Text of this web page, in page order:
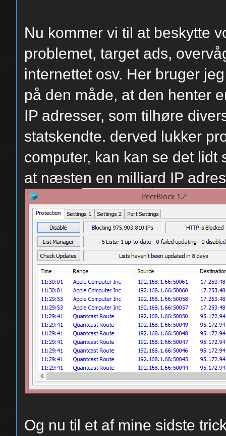
Nu kommer vi til at beskytte
problemet, target ads,
internettet osv. Her bruger
på den måde, at den henter
IP adresser, som tilhøre
statskendte. derved lukker
computer, kan kan se det
at næsten en milliard IP
Og nu til et af mine sidste